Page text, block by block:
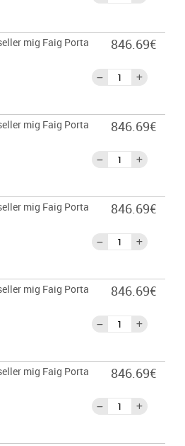
mig Faig Porta
846.69€
mig Faig Porta
846.69€
mig Faig Porta
846.69€
mig Faig Porta
846.69€
mig Faig Porta
846.69€